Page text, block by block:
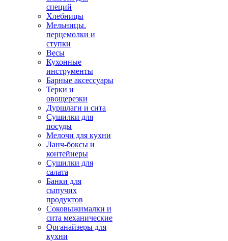
специй
Хлебницы
Мельницы.
перцемолки и
ступки
Весы
Кухонные
инструменты
Барные аксессуары
Терки и
овощерезки
Дуршлаги и сита
Сушилки для
посуды
Мелочи для кухни
Ланч-боксы и
контейнеры
Сушилки для
салата
Банки для
сыпучих
продуктов
Соковыжималки и
сита механические
Органайзеры для
кухни